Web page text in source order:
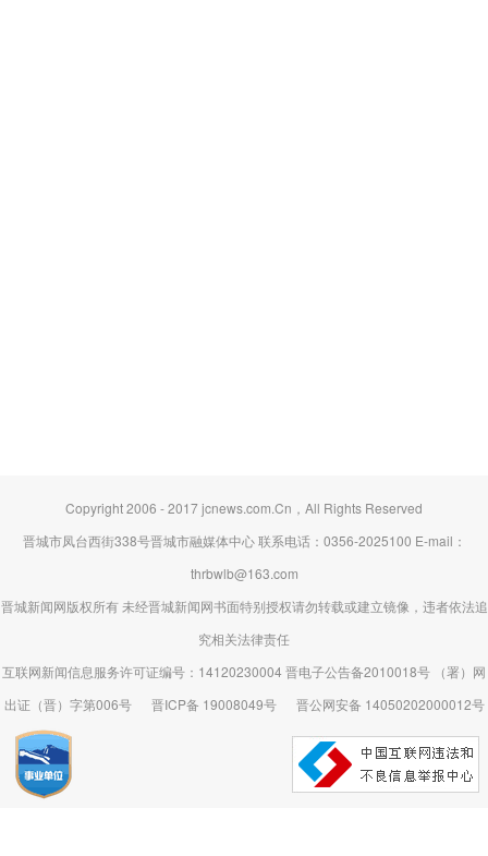
Copyright 2006 - 2017 jcnews.com.Cn，All Rights Reserved
晋城市凤台西街338号晋城市融媒体中心 联系电话：0356-2025100 E-mail：
thrbwlb@163.com
晋城新闻网版权所有 未经晋城新闻网书面特别授权请勿转载或建立镜像，违者依法追
究相关法律责任
互联网新闻信息服务许可证编号：14120230004 晋电子公告备2010018号 （署）网
出证（晋）字第006号
晋ICP备 19008049号 晋公网安备 14050202000012号